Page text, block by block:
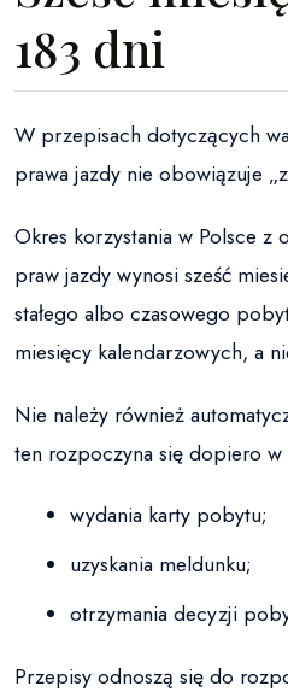
183 dni
W przepisach dotyczących
prawa jazdy nie obowiązuje
Okres korzystania w Polsce z
praw jazdy wynosi sześć
stałego albo czasowego
miesięcy kalendarzowych, a
Nie należy również
ten rozpoczyna się dopiero w
wydania karty pobytu;
uzyskania meldunku;
otrzymania decyzji
Przepisy odnoszą się do